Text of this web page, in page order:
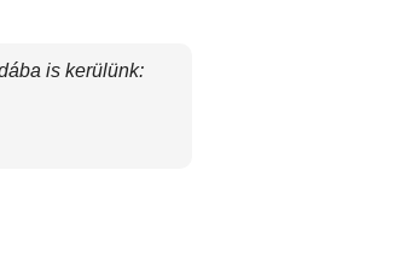
is kerülünk: